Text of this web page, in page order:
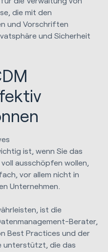
die mit den
und Vorschriften
und Sicherheit
ist, wenn Sie das
ausschöpfen wollen,
vor allem nicht in
Unternehmen.
ist die
Berater,
Best Practices und der
unterstützt, die das